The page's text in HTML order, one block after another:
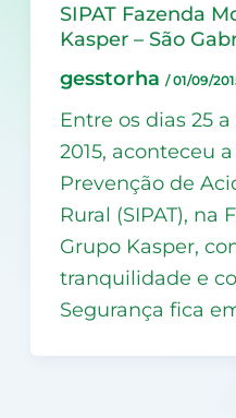
SIPAT Fazenda
Kasper – São
gesstorha /01/09/
Entre os dias 25
2015, aconteceu
Prevenção de
Rural (SIPAT), na
Grupo Kasper,
tranquilidade e
Segurança fica